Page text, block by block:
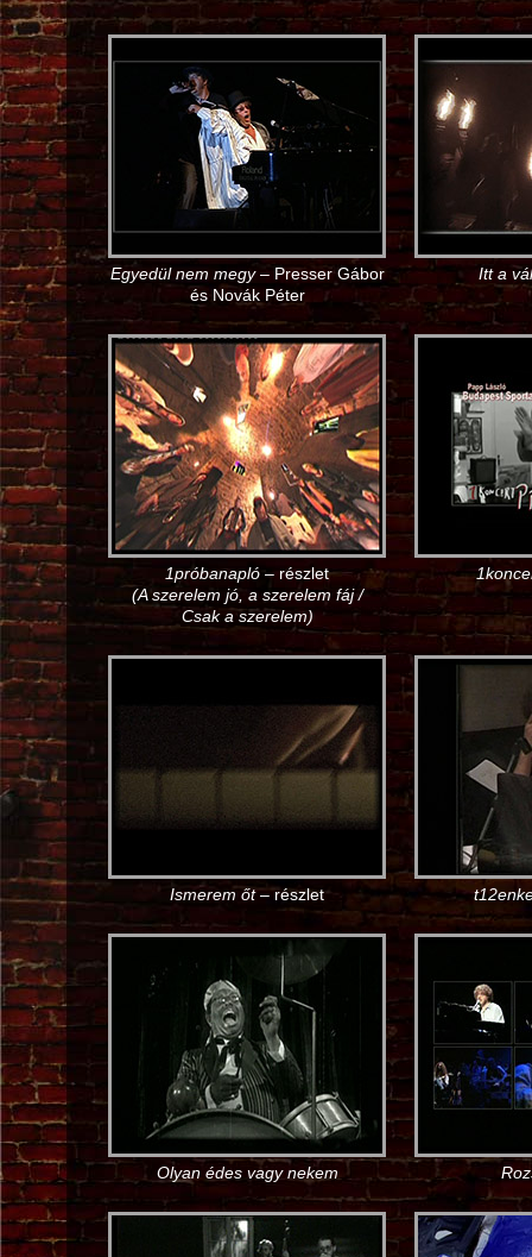
Egyedül nem megy– Presser Gábor
és Novák Péter
Itt a
1próbanapló – részlet
(A szerelem jó, a szerelem fáj /
Csak a szerelem)
Ismerem őt– részlet
Olyan édes vagy nekem